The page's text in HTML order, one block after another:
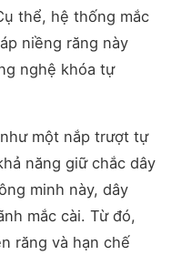
thể, hệ thống mắc
niềng răng này
nghệ khóa tự
một nắp trượt tự
năng giữ chắc dây
minh này, dây
mắc cài. Từ đó,
răng và hạn chế